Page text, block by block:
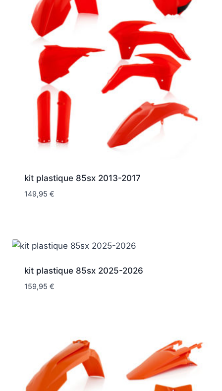
kit plastique 85sx 2013-2017
149,95 €
kit plastique 85sx 2025-2026
159,95 €